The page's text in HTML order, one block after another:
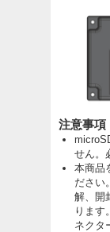
注意事項
せん。
本商品
ださい
解、開
ります
ネクタ